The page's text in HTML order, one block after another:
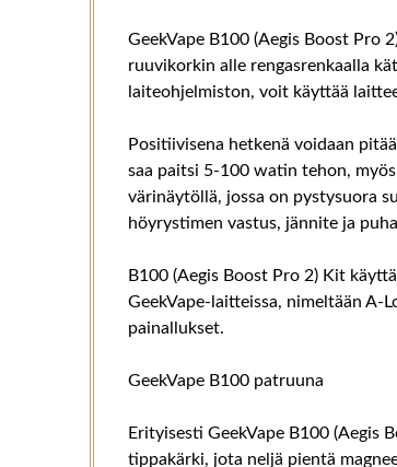
GeekVape B100 (Aegis Boost Pro
ruuvikorkin alle rengasrenkaalla
laiteohjelmiston, voit käyttää
Positiivisena hetkenä voidaan
saa paitsi 5-100 watin tehon,
värinäytöllä, jossa on pystysuora
höyrystimen vastus, jännite ja
B100 (Aegis Boost Pro 2) Kit
GeekVape-laitteissa, nimeltään A-
painallukset.
GeekVape B100 patruuna
Erityisesti GeekVape B100
tippakärki, jota neljä pientä